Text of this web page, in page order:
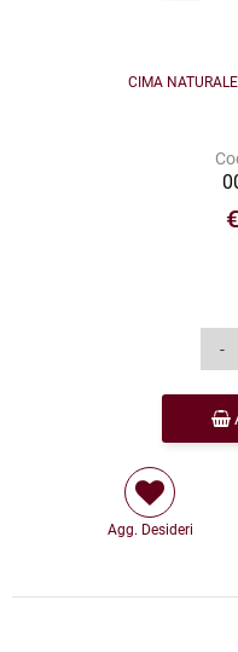
CIMA
Agg. Desideri